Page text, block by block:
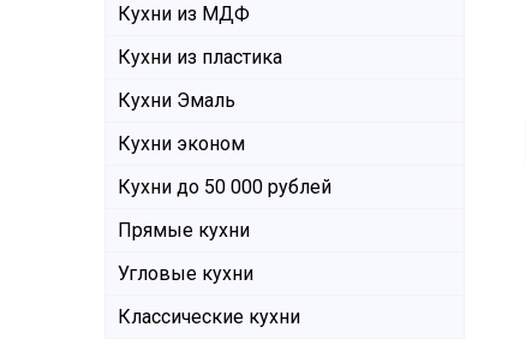
Кухни из МДФ
Кухни из пластика
Кухни Эмаль
Кухни эконом
Кухни до 50 000 рублей
Прямые кухни
Угловые кухни
Классические кухни